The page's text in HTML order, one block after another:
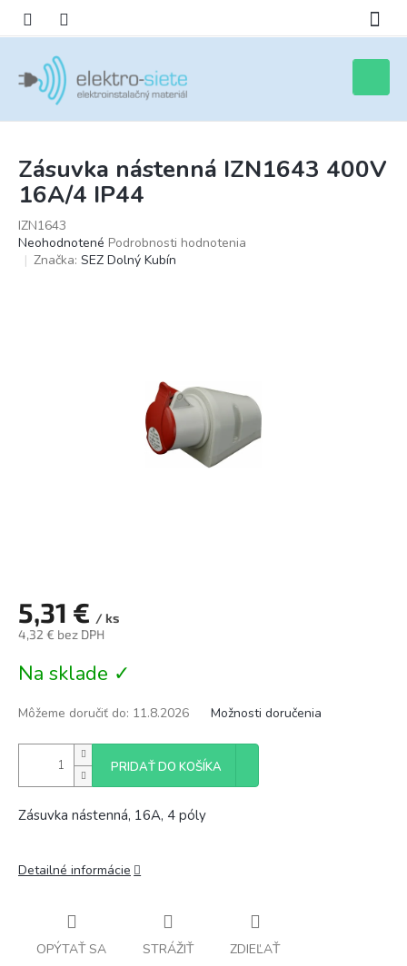
obsah
košík
Zásuvka nástenná IZN1643 400V
16A/4 IP44
IZN1643
Priemerné
hodnotenie
Neohodnotené Podrobnosti hodnotenia
Značka: SEZ Dolný Kubín
5,31 € / ks
4,32 € bez DPH
cena:
Na sklade ✓
Môžeme doručiť do: 11.8.2026 Možnosti doručenia
PRIDAŤ DO KOŠÍKA
Zásuvka nástenná, 16A, 4 póly
Detailné informácie
OPÝTAŤ SA STRÁŽIŤ ZDIEĽAŤ